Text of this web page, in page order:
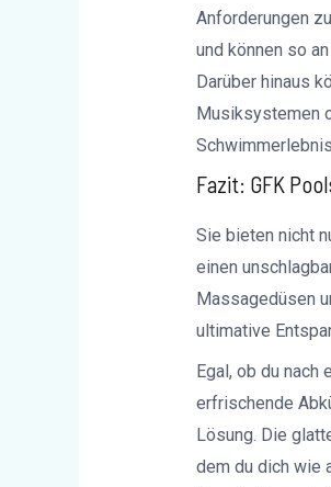
Anforderungen
und können so
Darüber hinaus
Musiksystemen
Fazit: GFK
Sie bieten nicht
einen
Massagedüsen
ultimative
Egal, ob du
erfrischende
Lösung. Die
dem du dich wie